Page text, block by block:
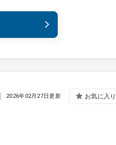
2026年02月27日更新 お気に入